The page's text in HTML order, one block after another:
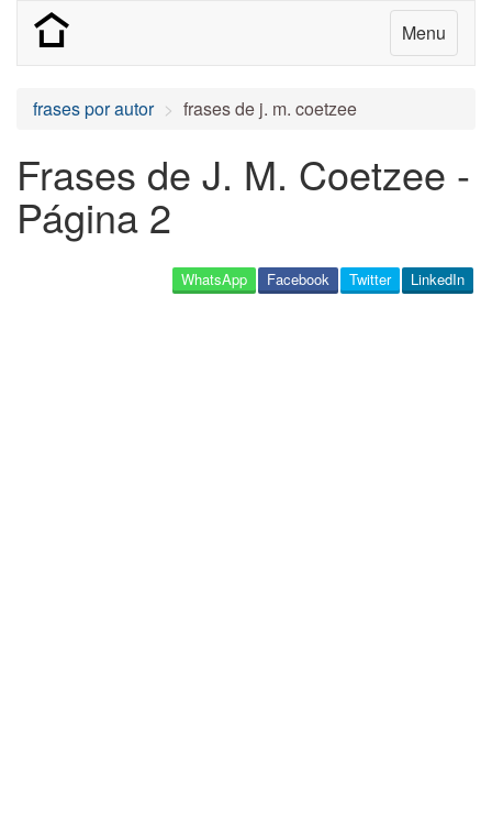
Menu
frases por autor frases de j. m. coetzee
Frases de J. M. Coetzee -
Página 2
LinkedIn
Twitter
Facebook
WhatsApp